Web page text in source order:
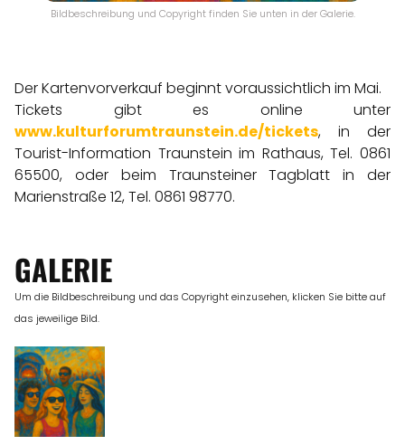
Bildbeschreibung und Copyright finden Sie unten in der Galerie.
Der Kartenvorverkauf beginnt voraussichtlich im Mai.
Tickets gibt es online unter
www.kulturforumtraunstein.de/tickets, in der
Tourist-Information Traunstein im Rathaus, Tel. 0861
65500, oder beim Traunsteiner Tagblatt in der
Marienstraße 12, Tel. 0861 98770.
GALERIE
Um die Bildbeschreibung und das Copyright einzusehen, klicken Sie bitte auf
das jeweilige Bild.